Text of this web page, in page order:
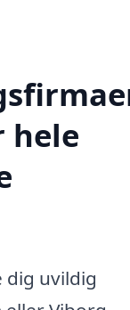
hele
dig uvildig